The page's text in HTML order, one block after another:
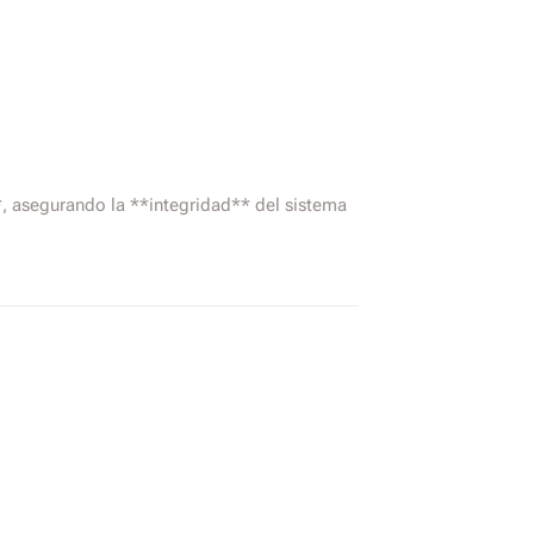
asegurando la **integridad** del sistema